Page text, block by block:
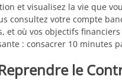
et visualisez la vie que
consultez votre compte
et où vos objectifs
: consacrer 10 minutes
le